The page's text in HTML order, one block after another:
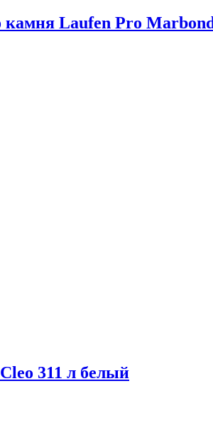
камня Laufen Pro Marbond
311 л белый